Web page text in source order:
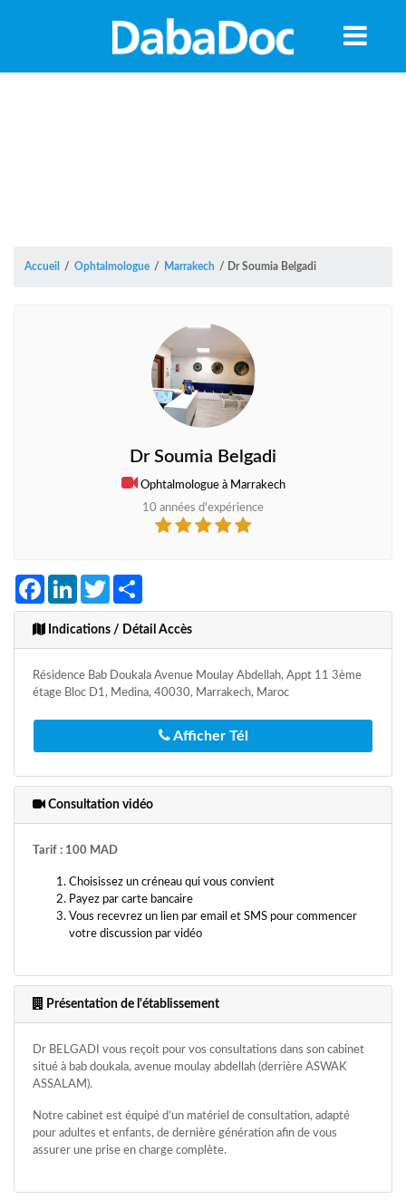
Accueil / Ophtalmologue / Marrakech / Dr Soumia Belgadi
Dr Soumia Belgadi
Ophtalmologue à Marrakech
10 années d'expérience
FacebookLinkedInTwitter
Indications / Détail Accès
Résidence Bab Doukala Avenue Moulay Abdellah, Appt 11 3ème
étage Bloc D1, Medina, 40030, Marrakech, Maroc
Afficher Tél
Consultation vidéo
Tarif : 100 MAD
Choisissez un créneau qui vous convient
Payez par carte bancaire
Vous recevrez un lien par email et SMS pour commencer
votre discussion par vidéo
Présentation de l'établissement
Dr BELGADI vous reçoit pour vos consultations dans son cabinet
situé à bab doukala, avenue moulay abdellah (derrière ASWAK
ASSALAM).
Notre cabinet est équipé d’un matériel de consultation, adapté
pour adultes et enfants, de dernière génération afin de vous
assurer une prise en charge complète.